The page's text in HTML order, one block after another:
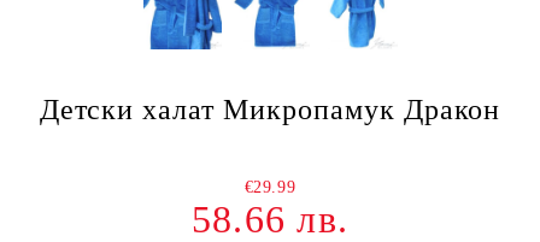
Детски халат Микропамук Дракон
€29.99
58.66 лв.